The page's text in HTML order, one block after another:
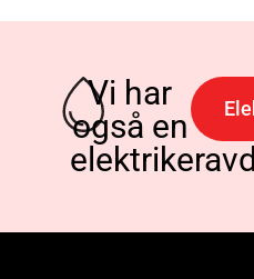
Vi har
også en